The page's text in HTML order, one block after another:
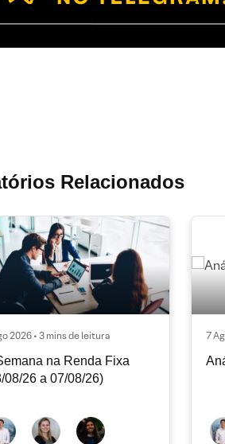
Relacionados
2026 • 3 mins de leitura
na Renda Fixa
08/26 a 07/08/26)
7